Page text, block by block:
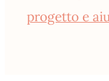
progetto e